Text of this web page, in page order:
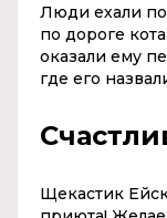
Люди ехали
по дороге
оказали ему
где его
Щекастик